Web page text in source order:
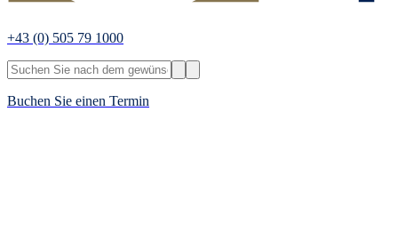
+43 (0) 505 79 1000
Buchen Sie einen Termin